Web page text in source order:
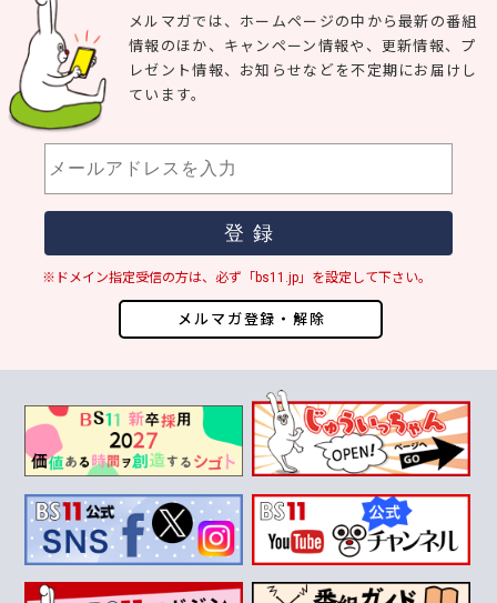
メルマガ登録・解除
メルマガでは、ホームページの中から最新の番組
情報のほか、キャンペーン情報や、更新情報、プ
レゼント情報、お知らせなどを不定期にお届けし
ています。
※ドメイン指定受信の方は、必ず「bs11.jp」を設定して下さい。